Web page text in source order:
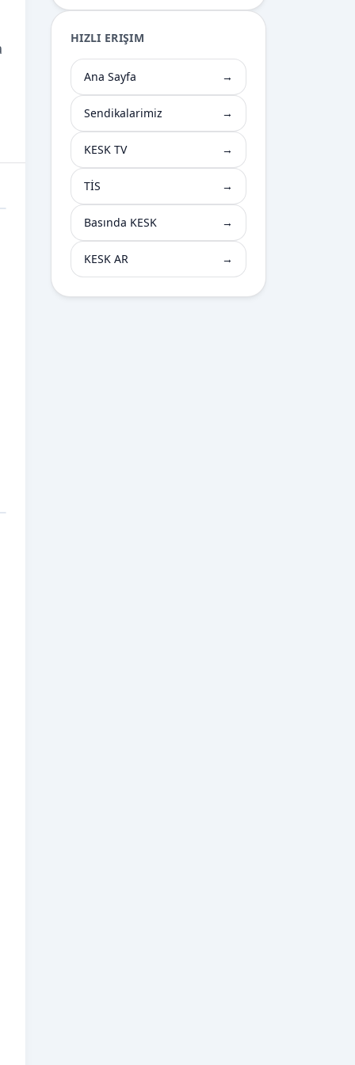
HIZLI ERIŞIM
Ana Sayfa →
Sendikalarimiz →
KESK TV →
TİS →
Basında KESK →
KESK AR →